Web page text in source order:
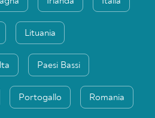
Lituania
Paesi Bassi
Portogallo Romania